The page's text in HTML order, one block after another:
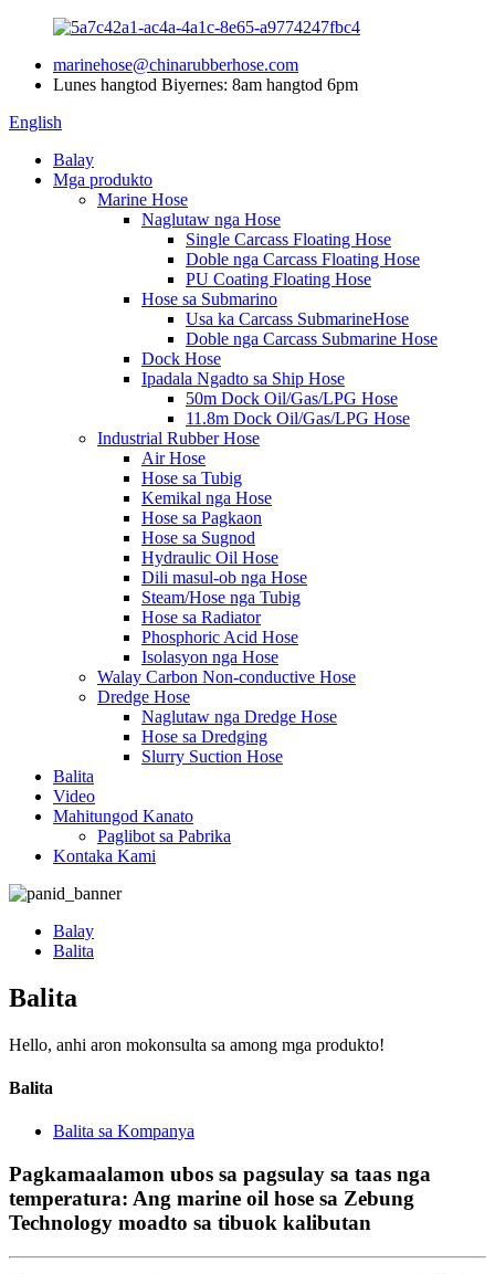
marinehose@chinarubberhose.com
Lunes hangtod Biyernes: 8am hangtod 6pm
English
Balay
Mga produkto
Marine Hose
Naglutaw nga Hose
Single Carcass Floating Hose
Doble nga Carcass Floating Hose
PU Coating Floating Hose
Hose sa Submarino
Usa ka Carcass SubmarineHose
Doble nga Carcass Submarine Hose
Dock Hose
Ipadala Ngadto sa Ship Hose
50m Dock Oil/Gas/LPG Hose
11.8m Dock Oil/Gas/LPG Hose
Industrial Rubber Hose
Air Hose
Hose sa Tubig
Kemikal nga Hose
Hose sa Pagkaon
Hose sa Sugnod
Hydraulic Oil Hose
Dili masul-ob nga Hose
Steam/Hose nga Tubig
Hose sa Radiator
Phosphoric Acid Hose
Isolasyon nga Hose
Walay Carbon Non-conductive Hose
Dredge Hose
Naglutaw nga Dredge Hose
Hose sa Dredging
Slurry Suction Hose
Balita
Video
Mahitungod Kanato
Paglibot sa Pabrika
Kontaka Kami
Balay
Balita
Balita
Hello, anhi aron mokonsulta sa among mga produkto!
Balita
Balita sa Kompanya
Pagkamaalamon ubos sa pagsulay sa taas nga
temperatura: Ang marine oil hose sa Zebung
Technology moadto sa tibuok kalibutan